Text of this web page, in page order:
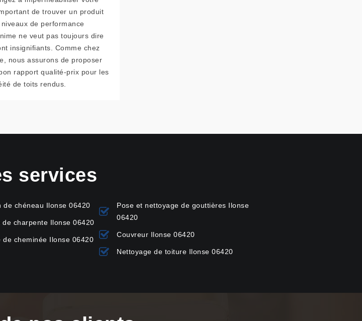
de trouver un produit
de performance
ne veut pas toujours dire
insignifiants. Comme chez
nous assurons de proposer
rapport qualité-prix pour les
de toits rendus.
services
de chéneau Ilonse 06420
de charpente Ilonse 06420
de cheminée Ilonse 06420
Pose et nettoyage de gouttières Ilonse
06420
Couvreur Ilonse 06420
Nettoyage de toiture Ilonse 06420